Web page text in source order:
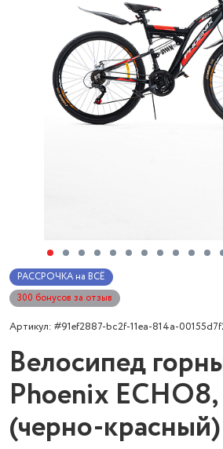
РАССРОЧКА на ВСЁ
300 бонусов за отзыв
Артикул: #91ef2887-bc2f-11ea-814a-
Велосипед
Phoenix
(черно-красный)